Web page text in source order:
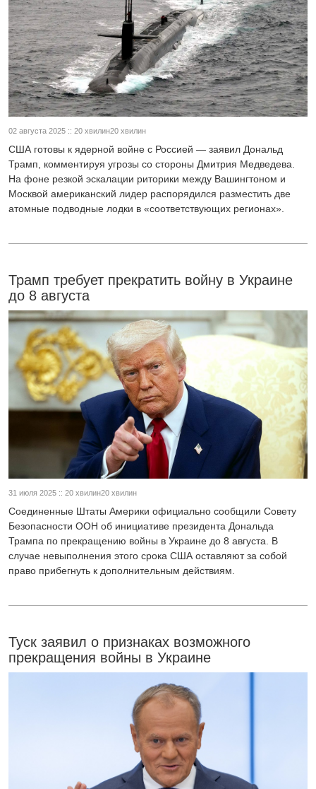
02 августа 2025 :: 20 хвилин20 хвилин
США готовы к ядерной войне с Россией — заявил Дональд
Трамп, комментируя угрозы со стороны Дмитрия Медведева.
На фоне резкой эскалации риторики между Вашингтоном и
Москвой американский лидер распорядился разместить две
атомные подводные лодки в «соответствующих регионах».
Трамп требует прекратить войну в Украине
до 8 августа
31 июля 2025 :: 20 хвилин20 хвилин
Соединенные Штаты Америки официально сообщили Совету
Безопасности ООН об инициативе президента Дональда
Трампа по прекращению войны в Украине до 8 августа. В
случае невыполнения этого срока США оставляют за собой
право прибегнуть к дополнительным действиям.
Туск заявил о признаках возможного
прекращения войны в Украине